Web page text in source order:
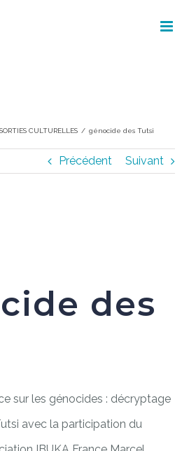
SORTIES CULTURELLES / génocide des Tutsi
Précédent Suivant
des
sur les génocides : décryptage
avec la participation du